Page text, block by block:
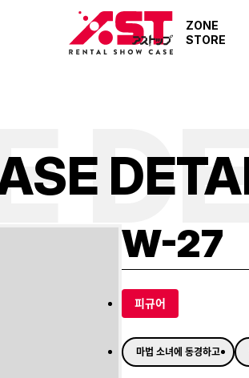
ZONE
STORE
SE DETA
W-27
피규어
마법 소녀에 동경하고